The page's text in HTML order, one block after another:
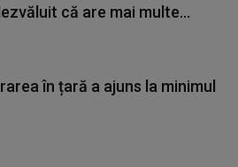
că are mai multe...
în țară a ajuns la minimul